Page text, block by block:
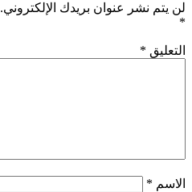
لن يتم نشر عنوان بريدك الإلكتروني.
*
التعليق *
الاسم *